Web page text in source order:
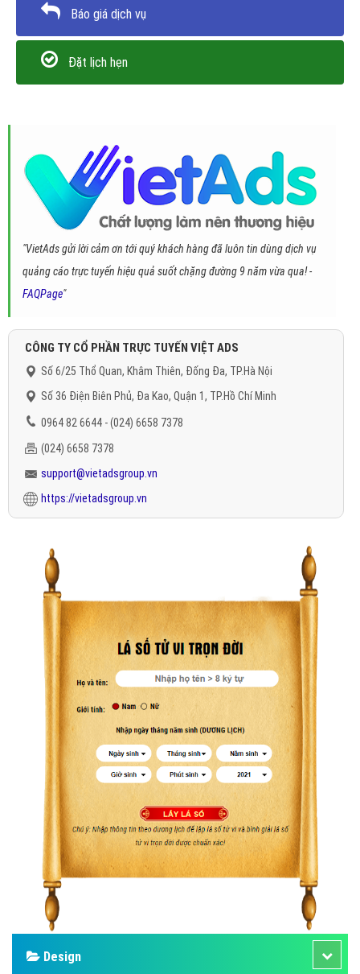
Báo giá dịch vụ
Đặt lịch hẹn
"VietAds gửi lời cảm ơn tới quý khách hàng đã luôn tin dùng dịch vụ
quảng cáo trực tuyến hiệu quả suốt chặng đường 9 năm vừa qua! -
FAQPage"
CÔNG TY CỔ PHẦN TRỰC TUYẾN VIỆT ADS
Số 6/25 Thổ Quan, Khâm Thiên, Đống Đa, TP.Hà Nội
Số 36 Điện Biên Phủ, Đa Kao, Quận 1, TP.Hồ Chí Minh
0964 82 6644 - (024) 6658 7378
(024) 6658 7378
support@vietadsgroup.vn
https://vietadsgroup.vn
Design